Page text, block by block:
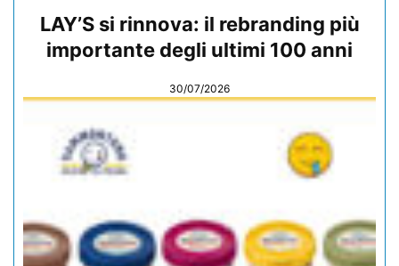
LAY’S si rinnova: il rebranding più
importante degli ultimi 100 anni
30/07/2026